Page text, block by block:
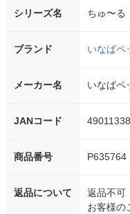
シリーズ名 ちゅ〜る
ブランド いなばペ
メーカー名 いなばペ
JANコード
商品番号 P635764
返品について
返品不可
お客様の